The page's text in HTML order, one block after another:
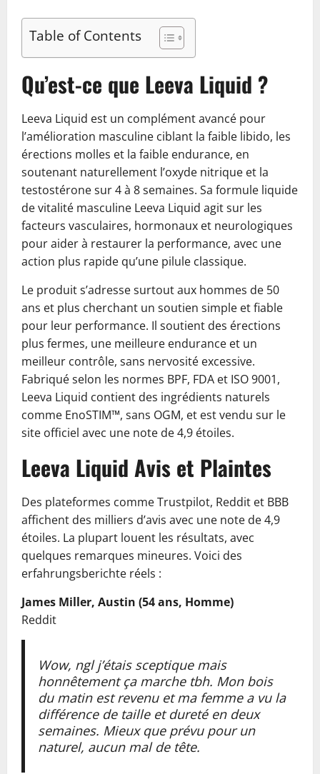
Table of Contents
Qu’est-ce que Leeva Liquid ?
Leeva Liquid est un complément avancé pour
l’amélioration masculine ciblant la faible libido, les
érections molles et la faible endurance, en
soutenant naturellement l’oxyde nitrique et la
testostérone sur 4 à 8 semaines. Sa formule liquide
de vitalité masculine Leeva Liquid agit sur les
facteurs vasculaires, hormonaux et neurologiques
pour aider à restaurer la performance, avec une
action plus rapide qu’une pilule classique.
Le produit s’adresse surtout aux hommes de 50
ans et plus cherchant un soutien simple et fiable
pour leur performance. Il soutient des érections
plus fermes, une meilleure endurance et un
meilleur contrôle, sans nervosité excessive.
Fabriqué selon les normes BPF, FDA et ISO 9001,
Leeva Liquid contient des ingrédients naturels
comme EnoSTIM™, sans OGM, et est vendu sur le
site officiel avec une note de 4,9 étoiles.
Leeva Liquid Avis et Plaintes
Des plateformes comme Trustpilot, Reddit et BBB
affichent des milliers d’avis avec une note de 4,9
étoiles. La plupart louent les résultats, avec
quelques remarques mineures. Voici des
erfahrungsberichte réels :
James Miller, Austin (54 ans, Homme)
Reddit
Wow, ngl j’étais sceptique mais
honnêtement ça marche tbh. Mon bois
du matin est revenu et ma femme a vu la
différence de taille et dureté en deux
semaines. Mieux que prévu pour un
naturel, aucun mal de tête.